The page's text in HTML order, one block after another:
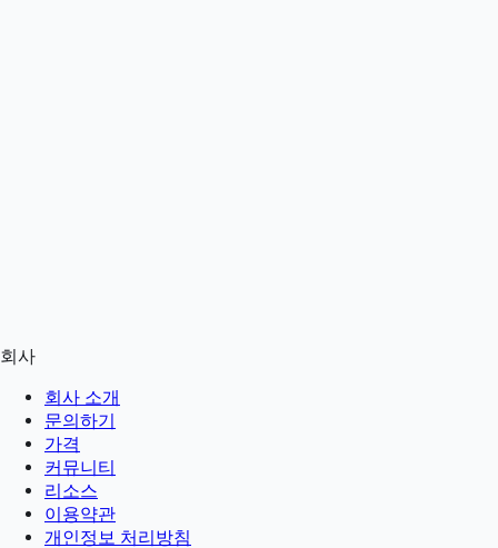
회사
회사 소개
문의하기
가격
커뮤니티
리소스
이용약관
개인정보 처리방침